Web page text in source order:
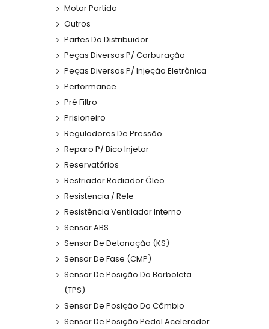
Motor Partida
Outros
Partes Do Distribuidor
Peças Diversas P/ Carburação
Peças Diversas P/ Injeção Eletrônica
Performance
Pré Filtro
Prisioneiro
Reguladores De Pressão
Reparo P/ Bico Injetor
Reservatórios
Resfriador Radiador Óleo
Resistencia / Rele
Resistência Ventilador Interno
Sensor ABS
Sensor De Detonação (KS)
Sensor De Fase (CMP)
Sensor De Posição Da Borboleta
(TPS)
Sensor De Posição Do Câmbio
Sensor De Posição Pedal Acelerador